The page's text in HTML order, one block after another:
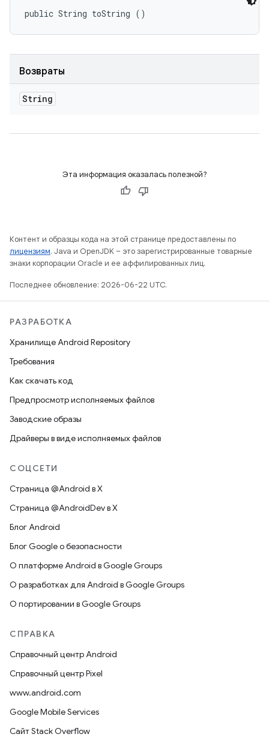
public String toString ()
Возвраты
String
Эта информация оказалась полезной?
Контент и образцы кода на этой странице предоставлены по
лицензиям. Java и OpenJDK – это зарегистрированные товарные
знаки корпорации Oracle и ее аффилированных лиц.
Последнее обновление: 2026-06-22 UTC.
РАЗРАБОТКА
Хранилище Android Repository
Требования
Как скачать код
Предпросмотр исполняемых файлов
Заводские образы
Драйверы в виде исполняемых файлов
СОЦСЕТИ
Страница @Android в X
Страница @AndroidDev в X
Блог Android
Блог Google о безопасности
О платформе Android в Google Groups
О разработках для Android в Google Groups
О портировании в Google Groups
СПРАВКА
Справочный центр Android
Справочный центр Pixel
www.android.com
Google Mobile Services
Сайт Stack Overflow